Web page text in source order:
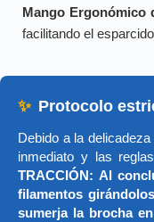
Mango Ergonómico
facilitando el
✨ Protocolo
Debido a la
inmediato y las
TRACCIÓN: Al
filamentos
sumerja la brocha